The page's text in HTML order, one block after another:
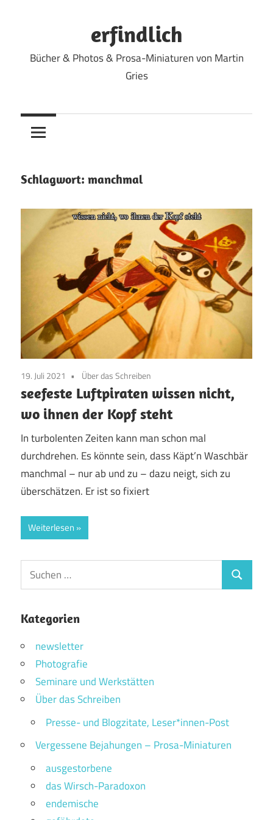
erfindlich
Bücher & Photos & Prosa-Miniaturen von Martin
Gries
Schlagwort: manchmal
19. Juli 2021 Über das Schreiben
seefeste Luftpiraten wissen nicht,
wo ihnen der Kopf steht
In turbolenten Zeiten kann man schon mal
durchdrehen. Es könnte sein, dass Käpt’n Waschbär
manchmal – nur ab und zu – dazu neigt, sich zu
überschätzen. Er ist so fixiert
Weiterlesen
Suchen
nach:
Suchen
Kategorien
newsletter
Photografie
Seminare und Werkstätten
Über das Schreiben
Presse- und Blogzitate, Leser*innen-Post
Vergessene Bejahungen – Prosa-Miniaturen
ausgestorbene
das Wirsch-Paradoxon
endemische